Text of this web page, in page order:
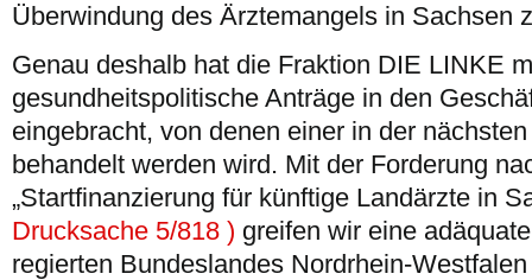
Überwindung des Ärztemangels in Sachsen
Genau deshalb hat die Fraktion DIE LINKE
gesundheitspolitische Anträge in den
eingebracht, von denen einer in der
behandelt werden wird. Mit der Forderung
„Startfinanzierung für künftige Landärzte in
Drucksache 5/818 ) greifen wir eine
regierten Bundeslandes Nordrhein-